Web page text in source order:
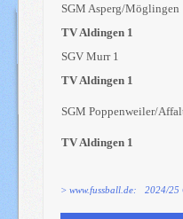
SGM Asperg/Möglingen
TV Aldingen 1
SGV Murr 1
TV Aldingen 1
SGM Poppenweiler/
TV Aldingen 1
> www.fussball.de: 2024/25